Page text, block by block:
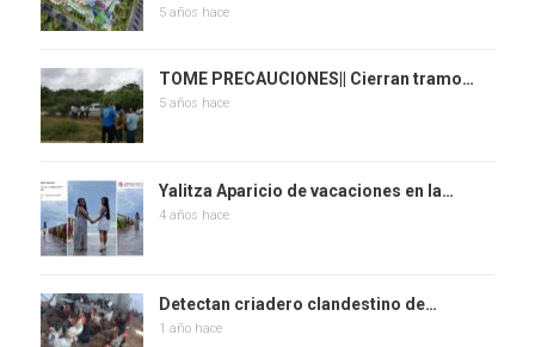
5 años hace
TOME PRECAUCIONES|| Cierran tramo…
5 años hace
Yalitza Aparicio de vacaciones en la…
4 años hace
Detectan criadero clandestino de…
1 año hace